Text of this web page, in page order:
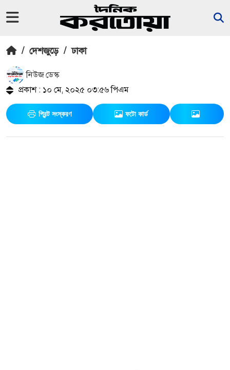
/ দেশজুড়ে / ঢাকা
নিউজ ডেস্ক
প্রকাশ : ১০ মে, ২০২৫ ০৩:৫৬ পিএম
প্রিন্ট সংস্করণ ফটো কার্ড